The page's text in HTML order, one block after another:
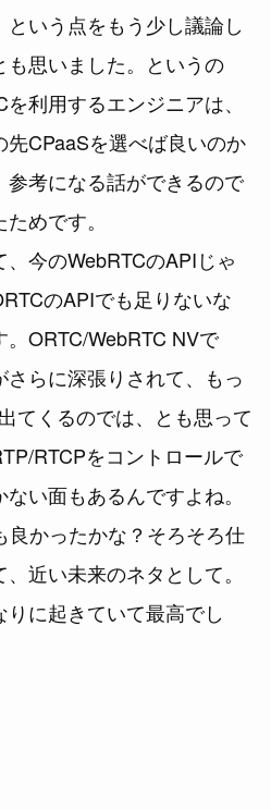
いう点をもう少し議論し
も思いました。というの
利用するエンジニアは、
先CPaaSを選べば良いのか
参考になる話ができるので
めです。
今のWebRTCのAPIじゃ
のAPIでも足りないな
。ORTC/WebRTC NVで
らに深張りされて、もっ
てくるのでは、とも思って
RTCPをコントロールで
い面もあるんですよね。
良かったかな？そろそろ仕
近い未来のネタとして。
に起きていて最高でし